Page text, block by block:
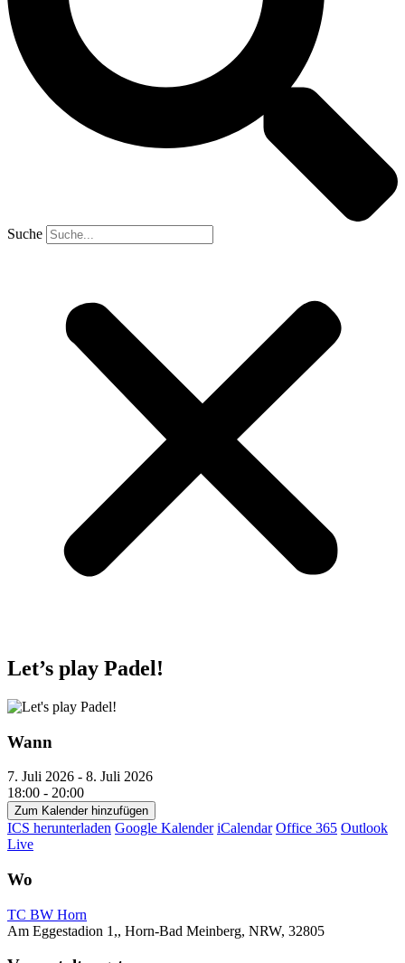
Suche
Let’s play Padel!
Wann
7. Juli 2026 - 8. Juli 2026
18:00 - 20:00
Zum Kalender hinzufügen
ICS herunterladen Google Kalender iCalendar Office 365 Outlook
Live
Wo
TC BW Horn
Am Eggestadion 1,, Horn-Bad Meinberg, NRW, 32805